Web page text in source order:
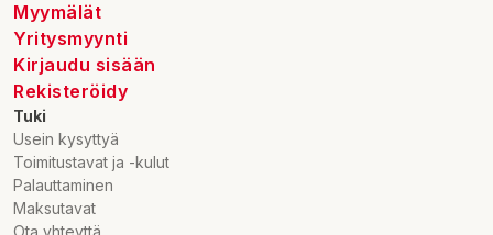
Myymälät
Yritysmyynti
Kirjaudu sisään
Rekisteröidy
Tuki
Usein kysyttyä
Toimitustavat ja -kulut
Palauttaminen
Maksutavat
Ota yhteyttä